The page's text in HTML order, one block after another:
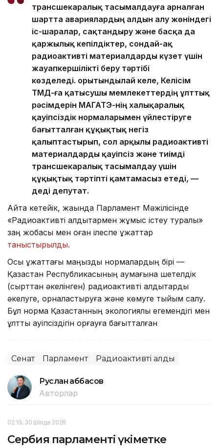
трансшекаралық тасымалдауға арналған
шартта авариялардың алдын алу жөніндегі
іс-шаралар, сақтандыру және басқа да
қаржылық кепілдіктер, сондай-ақ
радиоактивті материалдарды күзет үшін
жауапкершілікті беру тәртібі
көзделеді. Қорытындылай келе, Келісім
ТМД-ға қатысушы мемлекеттердің ұлттық
рәсімдерін МАГАТЭ-нің халықаралық
қауіпсіздік нормаларымен үйлестіруге
бағытталған құқықтық негіз
қалыптастырып, сол арқылы радиоактивті
материалдарды қауіпсіз және тиімді
трансшекаралық тасымалдау үшін
құқықтық тәртіпті қамтамасыз етеді, —
деді депутат.
Айта кетейік, жақында Парламент Мәжілісінде
«Радиоактивті қалдықтармен жұмыс істеу туралы»
заң жобасы мен оған ілеспе құжаттар
таныстырылды.
Осы құжаттағы маңызды нормалардың бірі —
Қазақстан Республикасының аумағына шетелдік
(сырттан әкелінген) радиоактивті қалдықтарды
әкелуге, орналастыруға және көмуге тыйым салу.
Бұл норма Қазақстанның экологиялық егемендігі мен
ұлттық қауіпсіздігін қорғауға бағытталған
Сенат Парламент Радиоактивті қалдық
Руслан Ғаббасов
Авторлар
02:19, 30 Шілде 2026
Сербия парламенті үкіметке